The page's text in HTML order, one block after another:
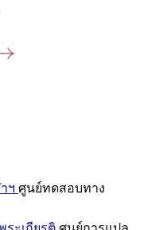
ฯ ศูนย์ทดสอบทาง